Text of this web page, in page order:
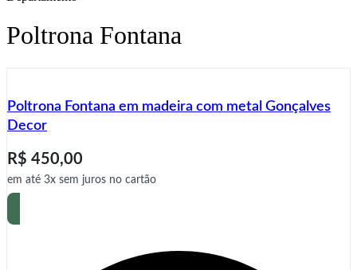
Poltrona Fontana
Poltrona Fontana em madeira com metal Gonçalves
Decor
R$ 450,00
em até 3x sem juros no cartão